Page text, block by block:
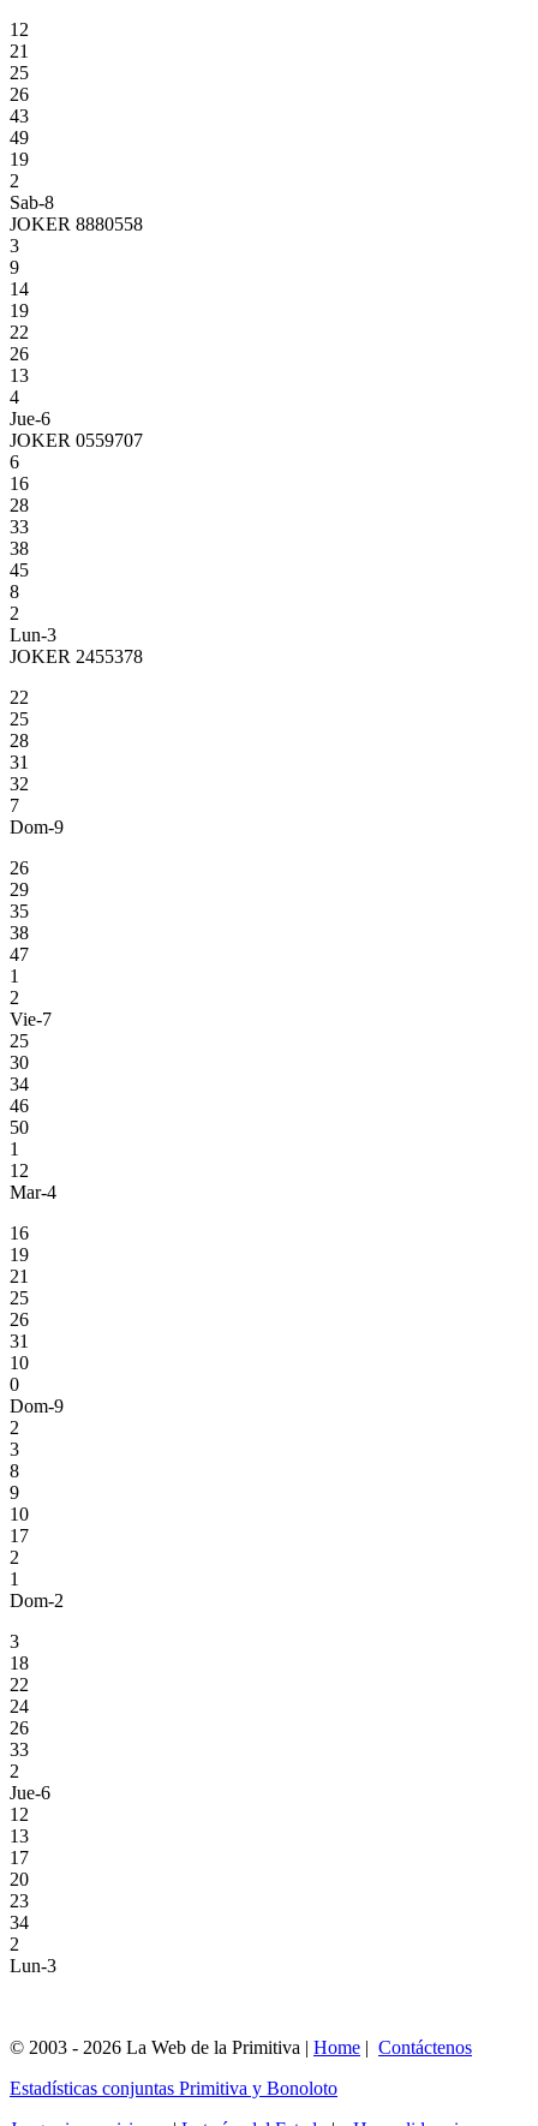
12
21
25
26
43
49
19
2
Sab-8
JOKER 8880558
3
9
14
19
22
26
13
4
Jue-6
JOKER 0559707
6
16
28
33
38
45
8
2
Lun-3
JOKER 2455378
22
25
28
31
32
7
Dom-9
26
29
35
38
47
1
2
Vie-7
25
30
34
46
50
1
12
Mar-4
16
19
21
25
26
31
10
0
Dom-9
2
3
8
9
10
17
2
1
Dom-2
3
18
22
24
26
33
2
Jue-6
12
13
17
20
23
34
2
Lun-3
© 2003 - 2026 La Web de la Primitiva | Home | Contáctenos
Estadísticas conjuntas Primitiva y Bonoloto